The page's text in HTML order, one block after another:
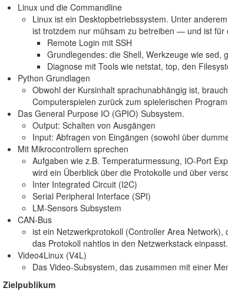
Linux und die Commandline
Linux ist ein Desktopbetriebssystem. Unter
ist trotzdem nur mühsam zu betreiben — und ist
Remote Login mit SSH
Grundlegendes: die Shell, Werkzeuge wie sed,
Diagnose mit Tools wie netstat, top, den
Python Grundlagen
Obwohl der Kursinhalt sprachunabhängig ist,
Computerspielen zurück zum spielerischen
Das General Purpose IO (GPIO) Subsystem.
Output: Schalten von Ausgängen
Input: Abfragen von Eingängen (sowohl über
Mit Mikrocontrollern sprechen
Aufgaben wie z.B. Temperaturmessung, IO-Port
wird ein Überblick über die Protokolle und über
Inter Integrated Circuit (I2C)
Serial Peripheral Interface (SPI)
LM-Sensors Subsystem
CAN-Bus
ist ein Netzwerkprotokoll (Controller Area
das Protokoll nahtlos in den Netzwerkstack einpasst.
Video4Linux (V4L)
Das Video-Subsystem, das zusammen mit einer
Zielpublikum